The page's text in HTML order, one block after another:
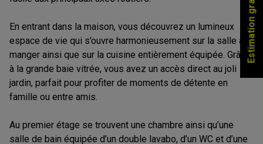
En entrant dans la maison, vous découvrez un lumineux
espace de vie qui s’ouvre harmonieusement sur la salle à
manger ainsi que sur la cuisine entièrement équipée. Grâce
à la grande baie vitrée, vous avez un accès direct au joli
jardin, parfait pour profiter de moments de détente en
famille ou entre amis.
Au premier étage se trouvent une chambre ainsi qu’une
salle de bain équipée d’un double lavabo, d’un WC et d’une
Estimation gratuite